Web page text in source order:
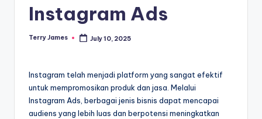
Instagram Ads
Posted
Terry James July 10, 2025
Instagram telah menjadi platform yang sangat efektif
untuk mempromosikan produk dan jasa. Melalui
Instagram Ads, berbagai jenis bisnis dapat mencapai
audiens yang lebih luas dan berpotensi meningkatkan